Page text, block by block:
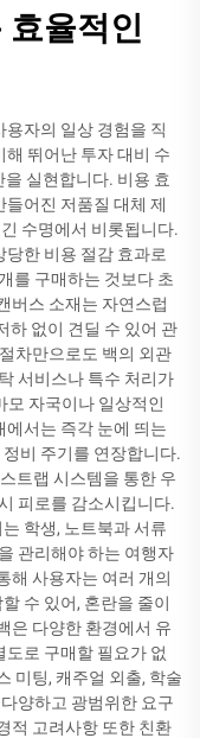
율적인
자의 일상 경험을 직
뛰어난 투자 대비 수
실현합니다. 비용 효
어진 저품질 대체 제
수명에서 비롯됩니다.
한 비용 절감 효과로
를 구매하는 것보다 초
버스 소재는 자연스럽
하 없이 견딜 수 있어 관
차만으로도 백의 외관
서비스나 특수 처리가
모 자국이나 일상적인
에서는 즉각 눈에 띄는
비 주기를 연장합니다.
트랩 시스템을 통한 우
피로를 감소시킵니다.
학생, 노트북과 서류
관리해야 하는 여행자
해 사용자는 여러 개의
수 있어, 혼란을 줄이
은 다양한 환경에서 유
로 구매할 필요가 없
미팅, 캐주얼 외출, 학술
양하고 광범위한 요구
적 고려사항 또한 친환